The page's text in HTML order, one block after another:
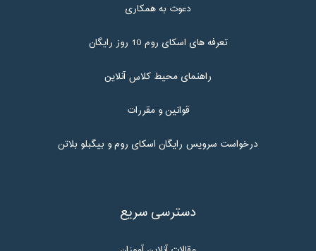
دعوت به همکاری
تعرفه های اسکای روم 10 روز رایگان
راهنمای محیط کلاس آنلاین
قوانین و مقررات
درخواست سرویس رایگان اسکای روم و بیگبلو بلاتن
دسترسی سریع